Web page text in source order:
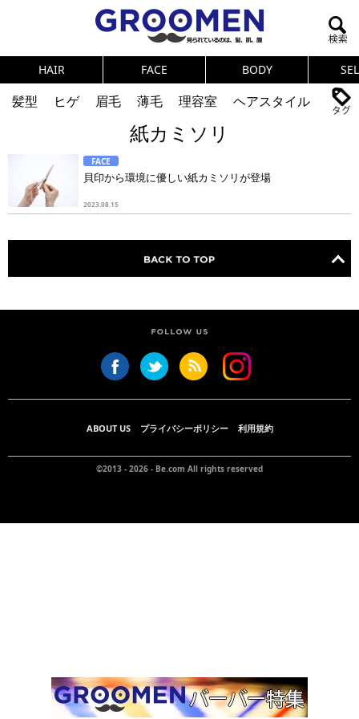
HAIR FACE BODY
髪型 ヒゲ 眉毛 薄毛 理容室
ヘアスタイル
体臭 ニオイ
連載
メンズコスメ
NEWS PICK UP 筋肉
女の本音
テストステロン
健康
スキンケア 食事
調査結果
トレーニング
好印象な男
頭皮ケア
ダイエット
理容室
紙カミソリ
FACE
貝印から環境に優しい紙カミソリが登場
2023.08.15
ABOUT US プライバシーポリシー 利用規約
©2013 - 2026 - Be.com All rights reserved